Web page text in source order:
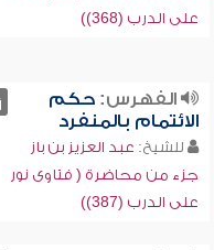
على الدرب (368))
الفهرس:حكم
الائتمام بالمنفرد
للشيخ: عبد العزيز بن باز
جزء من محاضرة ( فتاوى نور
على الدرب (387))